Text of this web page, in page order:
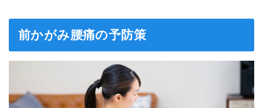
前かがみ腰痛の予防策